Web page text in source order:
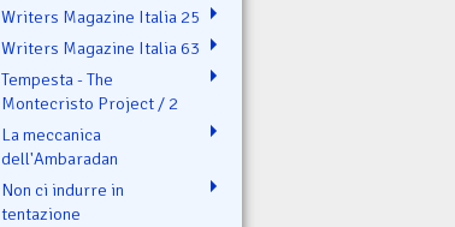
Writers Magazine Italia 25
Writers Magazine Italia 63
Tempesta - The
Montecristo Project / 2
La meccanica
dell'Ambaradan
Non ci indurre in
tentazione